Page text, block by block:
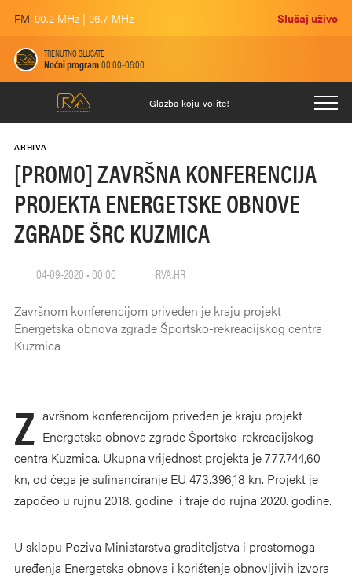
FM 90.2 MHz | 96.7 MHz Slušaj uživo
TRENUTNO SLUŠATE
Noćni program00:00-06:00
Glazba koju volite!
ARHIVA
[PROMO] ZAVRŠNA KONFERENCIJA
PROJEKTA ENERGETSKE OBNOVE
ZGRADE ŠRC KUZMICA
04-09-2020 • 00:00 RVA.HR
Završnom konferencijom priveden je kraju projekt
Energetska obnova zgrade Športsko-rekreacijskog centra
Kuzmica
Z avršnom konferencijom priveden je kraju projekt
Energetska obnova zgrade Športsko-rekreacijskog
centra Kuzmica. Ukupna vrijednost projekta je 777.744,60
kn, od čega je sufinanciranje EU 473.396,18 kn. Projekt je
započeo u rujnu 2018. godine i traje do rujna 2020. godine.
U sklopu Poziva Ministarstva graditeljstva i prostornoga
uređenja Energetska obnova i korištenje obnovljivih izvora